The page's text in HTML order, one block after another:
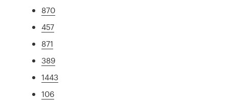
870
457
871
389
1443
106